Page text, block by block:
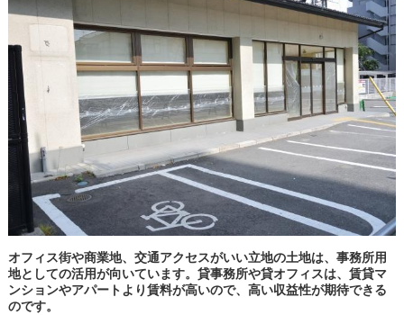
オフィス街や商業地、交通アクセスがいい立地の土地は、事務所用
地としての活用が向いています。貸事務所や貸オフィスは、賃貸マ
ンションやアパートより賃料が高いので、高い収益性が期待できる
のです。